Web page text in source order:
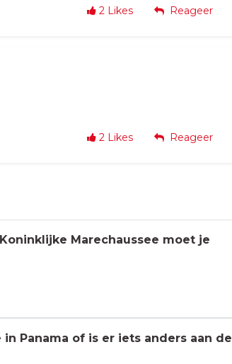
2 Likes Reageer
2 Likes Reageer
Marechaussee moet je
Panama of is er iets anders aan de